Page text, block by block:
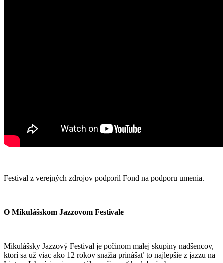
Festival z verejných zdrojov podporil Fond na podporu umenia.
O Mikulášskom Jazzovom Festivale
Mikulášsky Jazzový Festival je počinom malej skupiny nadšencov,
ktorí sa už viac ako 12 rokov snažia prinášať to najlepšie z jazzu na